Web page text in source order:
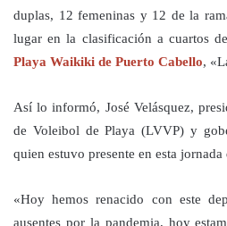
duplas, 12 femeninas y 12 de la
lugar en la clasificación a cuartos
Playa Waikiki de Puerto Cabello,
Así lo informó, José Velásquez,
de Voleibol de Playa (LVVP) y
quien estuvo presente en esta
«Hoy hemos renacido con este
ausentes por la pandemia, hoy